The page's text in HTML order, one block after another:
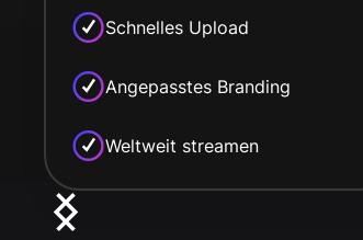
Schnelles Upload
Angepasstes Branding
Weltweit streamen